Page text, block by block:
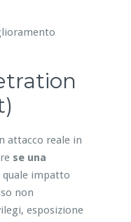
attacco reale in
se una
impatto
non
esposizione